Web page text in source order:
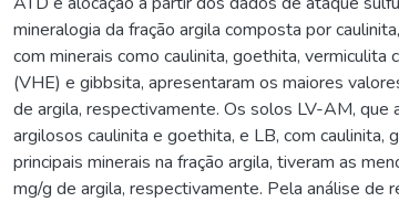
mineralogia da fração argila composta por
com minerais como caulinita, goethita, vermiculita
(VHE) e gibbsita, apresentaram os maiores
de argila, respectivamente. Os solos LV-AM, que
argilosos caulinita e goethita, e LB, com caulinita,
principais minerais na fração argila, tiveram as
mg/g de argila, respectivamente. Pela análise de